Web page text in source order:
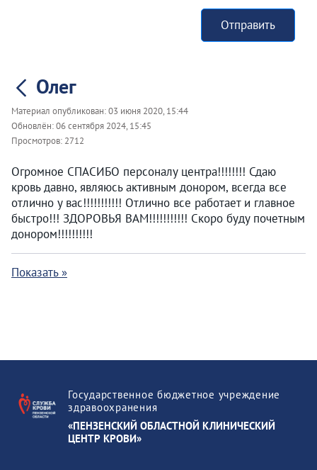
Отправить
Олег
Материал опубликован:03 июня 2020, 15:44
Обновлён:06 сентября 2024, 15:45
Просмотров: 2712
Огромное СПАСИБО персоналу центра!!!!!!!! Сдаю
кровь давно, являюсь активным донором, всегда все
отлично у вас!!!!!!!!!!! Отлично все работает и главное
быстро!!! ЗДОРОВЬЯ ВАМ!!!!!!!!!!! Скоро буду почетным
донором!!!!!!!!!!
Показать »
Государственное бюджетное учреждение
здравоохранения
«ПЕНЗЕНСКИЙ ОБЛАСТНОЙ КЛИНИЧЕСКИЙ
ЦЕНТР КРОВИ»